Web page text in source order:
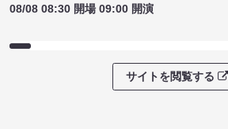
08/08 08:30 開場 09:00 開演
サイトを閲覧する